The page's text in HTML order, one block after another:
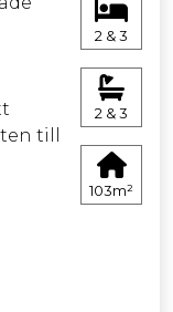
till
2 & 3
2 & 3
103m²